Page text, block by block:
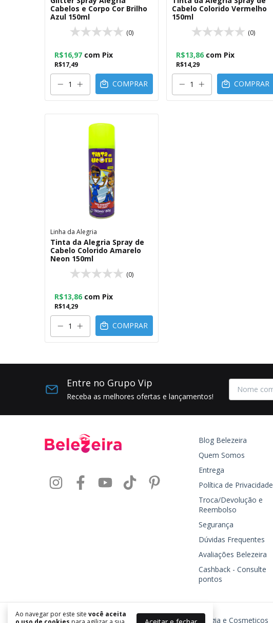
Ao navegar por este site você aceita
Cabelos e Corpo Cor Brilho
Azul 150ml
(0)
R$17,49
R$16,97 com Pix
COMPRAR
Cabelo Colorido Vermelho
150ml
(0)
R$14,29
R$13,86 com Pix
COMPRAR
Linha da Alegria
Tinta da Alegria Spray de
Cabelo Colorido Amarelo
Neon 150ml
(0)
R$14,29
R$13,86 com Pix
COMPRAR
Entre no Grupo Vip
Receba as melhores ofertas e lançamentos!
Blog Belezeira
Quem Somos
Entrega
Política de Privacidade
Troca/Devolução e
Reembolso
Segurança
Dúvidas Frequentes
Avaliações Belezeira
Cashback - Consulte
pontos
Belezeira | Produtos de Unhas, Manicure, Podologia e Cosmeticos